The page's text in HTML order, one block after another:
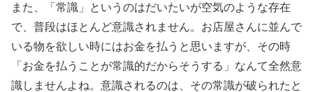
また、「常識」というのはだいたいが空気のような存在
で、普段はほとんど意識されません。お店屋さんに並んで
いる物を欲しい時にはお金を払うと思いますが、その時
「お金を払うことが常識的だからそうする」なんて全然意
識しませんよね。意識されるのは、その常識が破られたと